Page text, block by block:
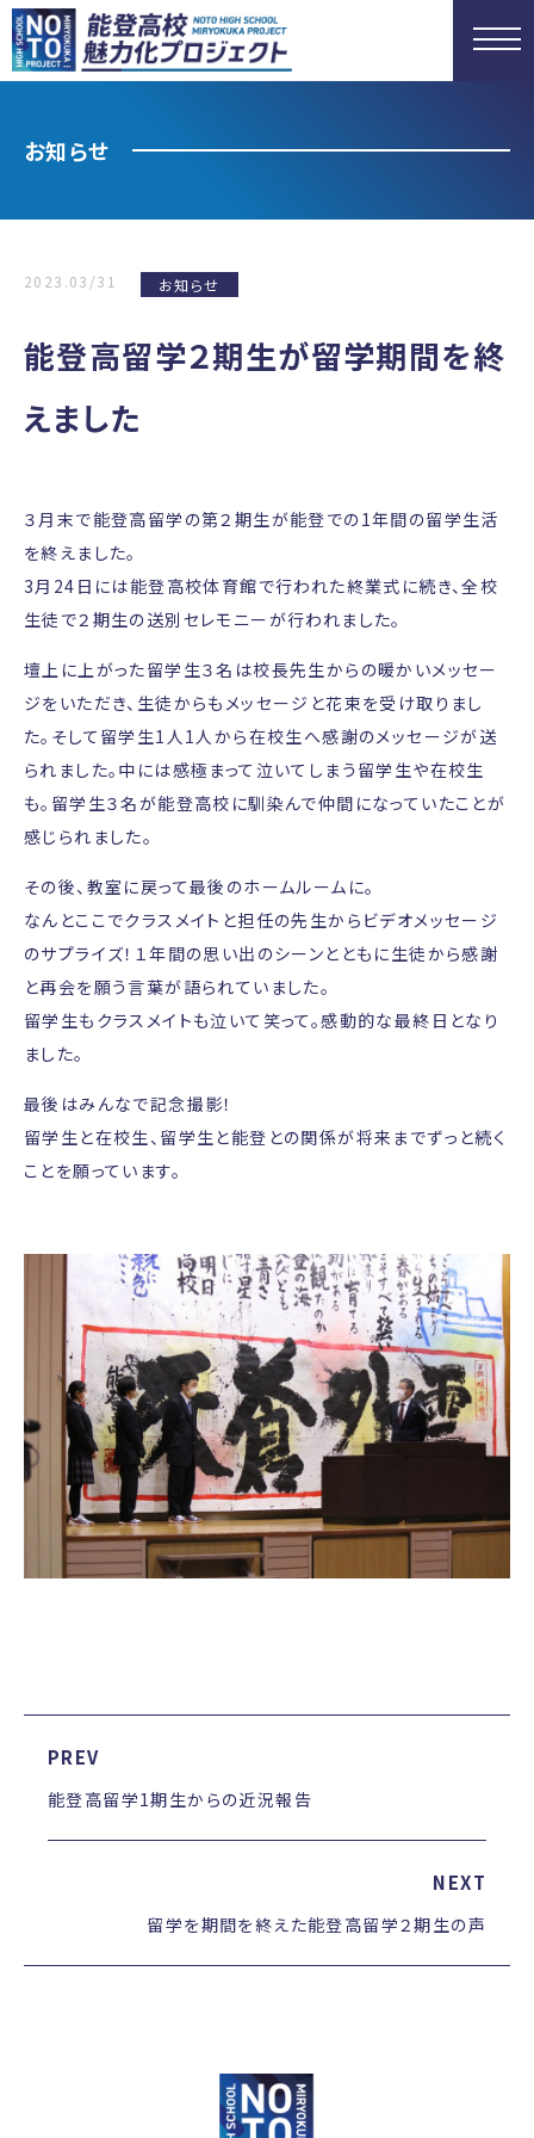
お知らせ
2023.03/31 お知らせ
能登高留学２期生が留学期間を終
えました
３月末で能登高留学の第２期生が能登での1年間の留学生活
を終えました。
3月24日には能登高校体育館で行われた終業式に続き、全校
生徒で２期生の送別セレモニーが行われました。
壇上に上がった留学生３名は校長先生からの暖かいメッセー
ジをいただき、生徒からもメッセージと花束を受け取りまし
た。そして留学生1人1人から在校生へ感謝のメッセージが送
られました。中には感極まって泣いてしまう留学生や在校生
も。留学生３名が能登高校に馴染んで仲間になっていたことが
感じられました。
その後、教室に戻って最後のホームルームに。
なんとここでクラスメイトと担任の先生からビデオメッセージ
のサプライズ！１年間の思い出のシーンとともに生徒から感謝
と再会を願う言葉が語られていました。
留学生もクラスメイトも泣いて笑って。感動的な最終日となり
ました。
最後はみんなで記念撮影！
留学生と在校生、留学生と能登との関係が将来までずっと続く
ことを願っています。
PREV
能登高留学1期生からの近況報告
NEXT
留学を期間を終えた能登高留学２期生の声